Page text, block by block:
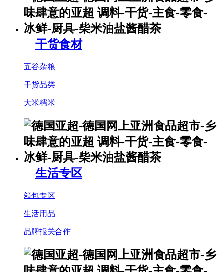
干货食材
五谷杂粮
干货品类
大米糯米
生活专区
箱包专区
生活用品
品牌报关合作